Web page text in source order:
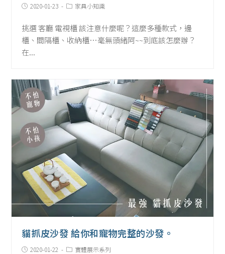
Post2020-01-23
Post家具小知識
挑選 客廳 電視櫃 該注意什麼呢？這麼多種款式，邊
櫃、間隔櫃、收納櫃…毫無頭緒阿~~到底該怎麼辦？
在...
貓抓皮沙發 給你和寵物完整的沙發。
Post2020-01-22
Post實體展示系列